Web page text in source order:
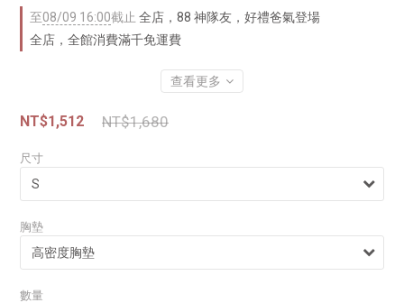
至08/09 16:00截止 全店，88 神隊友，好禮爸氣登場
全店，全館消費滿千免運費
查看更多
NT$1,512 NT$1,680
尺寸
胸墊
數量